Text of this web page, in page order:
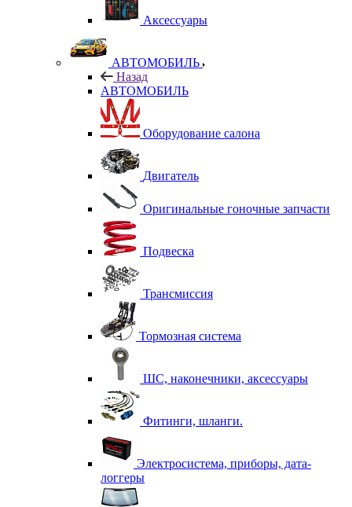
Аксессуары
АВТОМОБИЛЬ
Назад
АВТОМОБИЛЬ
Оборудование салона
Двигатель
Оригинальные гоночные запчасти
Подвеска
Трансмиссия
Тормозная система
ШС, наконечники, аксессуары
Фитинги, шланги.
Электросистема, приборы, дата-
логгеры